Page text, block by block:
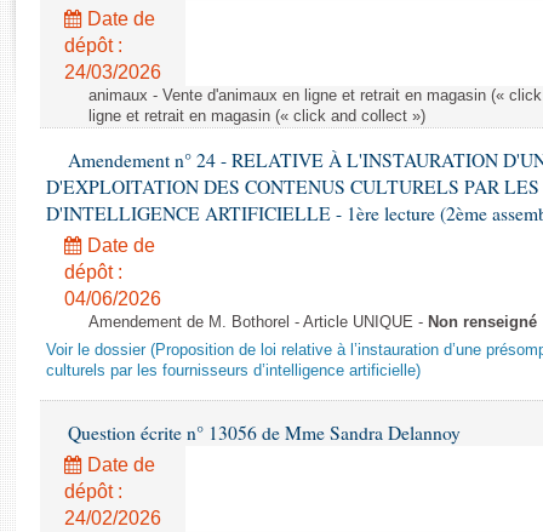
Rapports législatifs
Rapports sur l'application des lois
Baromètre de l’application des lois
Dossiers législatifs
Budget et sécurité sociale
Questions écrites et orales
Comptes rendus des débats
Date de
dépôt :
24/03/2026
animaux - Vente d'animaux en ligne et retrait en magasin («
ligne et retrait en magasin (« click and collect »)
Amendement n° 24 - RELATIVE À L'INSTAURATION
D'EXPLOITATION DES CONTENUS CULTURELS PAR LES
D'INTELLIGENCE ARTIFICIELLE - 1ère lecture (2ème
Date de
dépôt :
04/06/2026
Amendement de M. Bothorel - Article UNIQUE - Non renseigné
Voir le dossier (Proposition de loi relative à l’instauration d’une
culturels par les fournisseurs d’intelligence artificielle)
Question écrite n° 13056 de Mme Sandra Delannoy
Date de
dépôt :
24/02/2026